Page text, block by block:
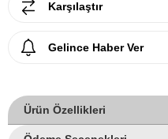
Karşılaştır
Gelince Haber Ver
Ürün Özellikleri